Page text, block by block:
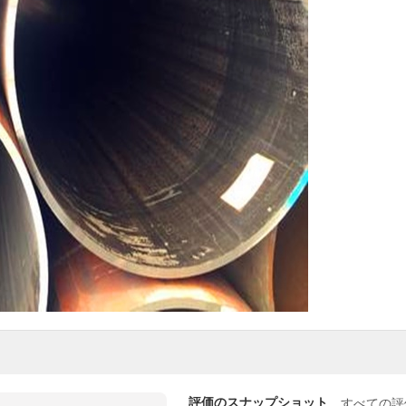
評価のスナップショット